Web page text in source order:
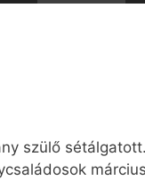
szülő